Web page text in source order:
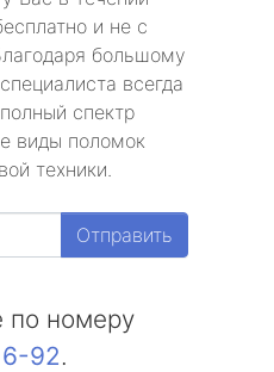
и не с
большому
всегда
спектр
виды поломок
техники.
Отправить
по номеру
92.